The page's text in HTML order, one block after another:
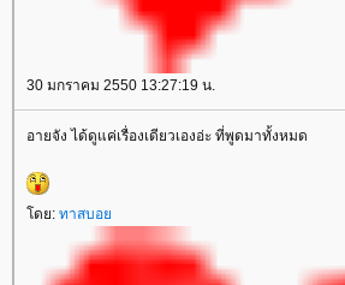
30 มกราคม 2550 13:27:19 น.
อายจัง ได้ดูแค่เรื่องเดียวเองอ่ะ ที่พูดมาทั้งหมด
ดย: ทาสบอ